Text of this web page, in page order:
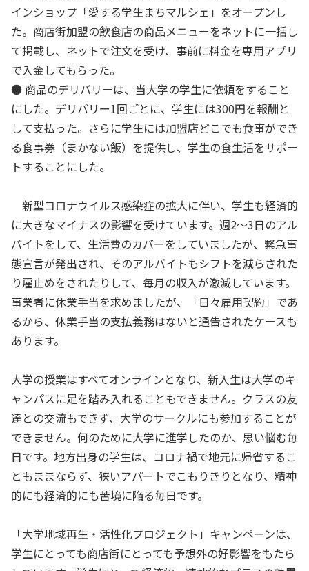
インショップ「愛する学生まちマルシェ」をオープンし
た。商店街加盟の飲食店の商品メニューをネットに一括し
て掲載し、ネットで注文を受け、事前に料金を専用アプリ
で入金してもらった。
● 商品のデリバリーは、当大学の学生に依頼をすること
にした。デリバリー1回ごとに、学生には300円を報酬と
して支払った。さらに学生には加盟店どこでも食事ができ
る食事券（まかない飯）を提供し、学生の食生活をサポー
トすることにした。
新型コロナウイルス感染症の拡大に伴い、学生も経済的
に大きなマイナスの影響を受けています。週2～3日のアル
バイトをして、生活費のカバーをしていましたが、緊急事
態宣言が発出され、そのアルバイトもシフトを減らされた
り雇止めをされたりして、毎月の収入が激減しています。
事業者に休業手当を求めましたが、「日々雇用契約」であ
るから、休業手当の支払義務はないと通告されたケースも
あります。
大学の授業はすべてオンラインとなり、新入生は大学のキ
ャンパスに足を踏み入れることもできません。クラスの友
達との交流もできず、大学のサークルにも参加することが
できません。何のために大学に進学したのか、思い悩む毎
日です。地方出身の学生は、コロナ禍で地元に帰省するこ
ともままならず、狭いアパートでこもりきりとなり、精神
的にも経済的にも苦境に陥る毎日です。
「大学地域再生・活性化プロジェクト」キャンペーンは、
学生にとっても商店街にとっても予想外の好影響をもたら